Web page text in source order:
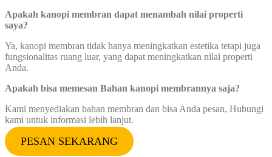
Apakah kanopi membran dapat menambah nilai properti
saya?
Ya, kanopi membran tidak hanya meningkatkan estetika tetapi juga
fungsionalitas ruang luar, yang dapat meningkatkan nilai properti
Anda.
Apakah bisa memesan Bahan kanopi membrannya saja?
Kami menyediakan bahan membran dan bisa Anda pesan, Hubungi
kami untuk informasi lebih lanjut.
PESAN SEKARANG